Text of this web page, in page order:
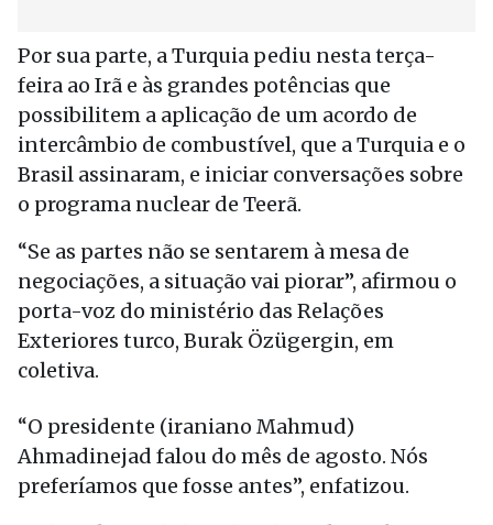
Por sua parte, a Turquia pediu nesta terça-
feira ao Irã e às grandes potências que
possibilitem a aplicação de um acordo de
intercâmbio de combustível, que a Turquia e o
Brasil assinaram, e iniciar conversações sobre
o programa nuclear de Teerã.
“Se as partes não se sentarem à mesa de
negociações, a situação vai piorar”, afirmou o
porta-voz do ministério das Relações
Exteriores turco, Burak Özügergin, em
coletiva.
“O presidente (iraniano Mahmud)
Ahmadinejad falou do mês de agosto. Nós
preferíamos que fosse antes”, enfatizou.